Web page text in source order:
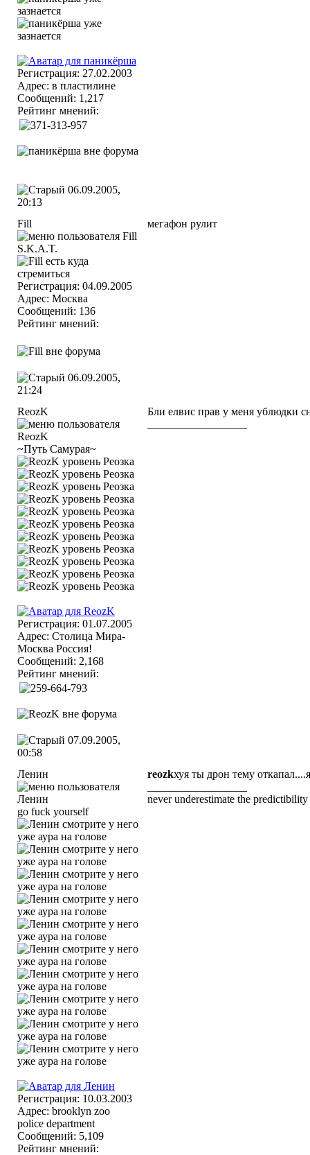
Регистрация: 27.02.2003
Адрес: в пластилине
Сообщений: 1,217
Рейтинг мнений:
06.09.2005,
20:13
Fill
S.K.A.T.
Регистрация: 04.09.2005
Адрес: Москва
Сообщений: 136
Рейтинг мнений:
мегафон рулит
06.09.2005,
21:24
ReozK
~Путь Самурая~
Регистрация: 01.07.2005
Адрес: Столица Мира-
Москва Россия!
Сообщений: 2,168
Рейтинг мнений:
Бли елвис прав у меня ублюдки
07.09.2005,
00:58
Ленин
go fuck yourself
Регистрация: 10.03.2003
Адрес: brooklyn zoo
police department
Сообщений: 5,109
Рейтинг мнений:
reozkхуя ты дрон тему
never underestimate the